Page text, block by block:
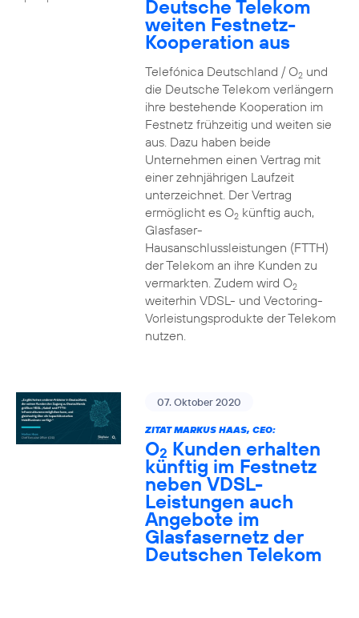
Deutsche Telekom
weiten Festnetz-
Kooperation aus
Telefónica Deutschland / O2und
die Deutsche Telekom verlängern
ihre bestehende Kooperation im
Festnetz frühzeitig und weiten sie
aus. Dazu haben beide
Unternehmen einen Vertrag mit
einer zehnjährigen Laufzeit
unterzeichnet. Der Vertrag
ermöglicht es O2künftig auch,
Glasfaser-
Hausanschlussleistungen (FTTH)
der Telekom an ihre Kunden zu
vermarkten. Zudem wird O2
weiterhin VDSL- und Vectoring-
Vorleistungsprodukte der Telekom
nutzen.
07. Oktober 2020
ZITAT MARKUS HAAS, CEO:
O2 Kunden erhalten
künftig im Festnetz
neben VDSL-
Leistungen auch
Angebote im
Glasfasernetz der
Deutschen Telekom